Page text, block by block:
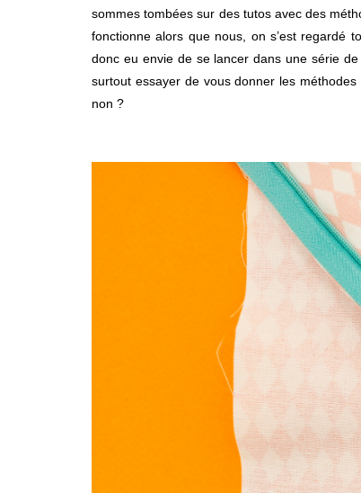
sommes tombées sur des tutos avec des
fonctionne alors que nous, on s’est regardé
donc eu envie de se lancer dans une série
surtout essayer de vous donner les
non ?